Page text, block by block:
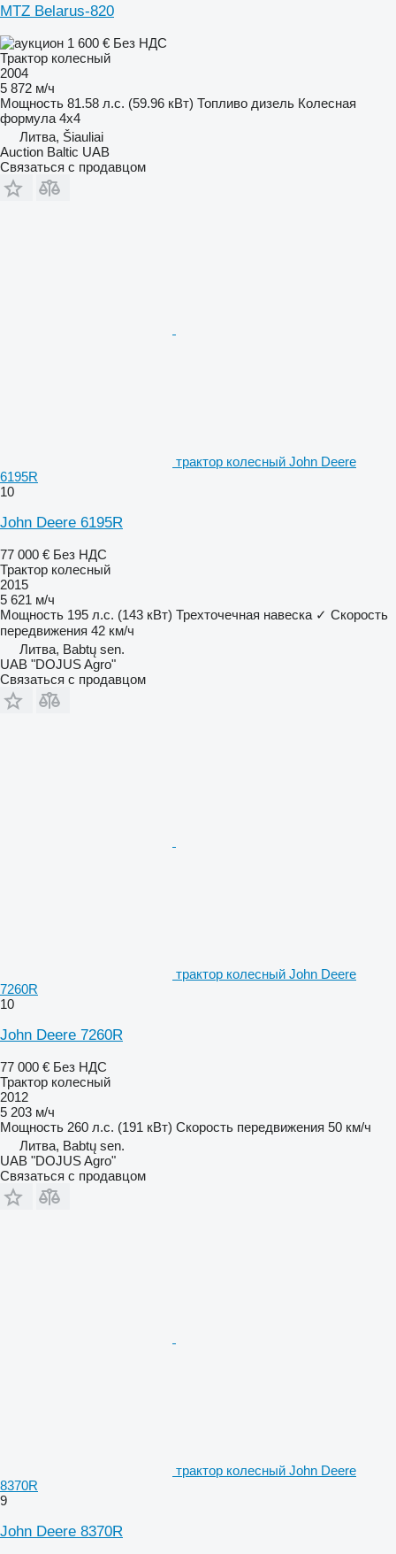
MTZ Belarus-820
1 600 € Без НДС
Трактор колесный
2004
5 872 м/ч
Мощность 81.58 л.с. (59.96 кВт) Топливо дизель Колесная
формула 4x4
Литва, Šiauliai
Auction Baltic UAB
Связаться с продавцом
трактор колесный John Deere
6195R
10
John Deere 6195R
77 000 € Без НДС
Трактор колесный
2015
5 621 м/ч
Мощность 195 л.с. (143 кВт) Трехточечная навеска ✓ Скорость
передвижения 42 км/ч
Литва, Babtų sen.
UAB "DOJUS Agro"
Связаться с продавцом
трактор колесный John Deere
7260R
10
John Deere 7260R
77 000 € Без НДС
Трактор колесный
2012
5 203 м/ч
Мощность 260 л.с. (191 кВт) Скорость передвижения 50 км/ч
Литва, Babtų sen.
UAB "DOJUS Agro"
Связаться с продавцом
трактор колесный John Deere
8370R
9
John Deere 8370R